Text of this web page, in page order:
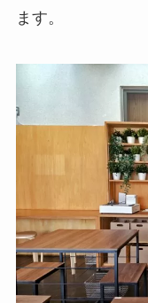
ます。